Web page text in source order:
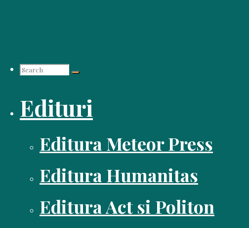
Search
for:
Edituri
Editura Meteor Press
Editura Humanitas
Editura Act si Politon